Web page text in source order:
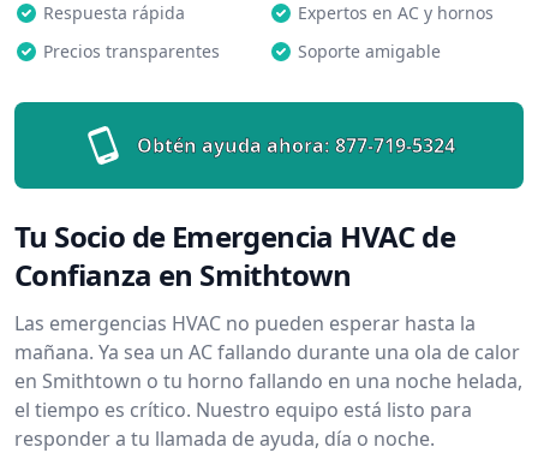
Respuesta rápida
Expertos en AC y hornos
Precios transparentes
Soporte amigable
Obtén ayuda ahora: 877-719-5324
Tu Socio de Emergencia HVAC de
Confianza en Smithtown
Las emergencias HVAC no pueden esperar hasta la
mañana. Ya sea un AC fallando durante una ola de calor
en Smithtown o tu horno fallando en una noche helada,
el tiempo es crítico. Nuestro equipo está listo para
responder a tu llamada de ayuda, día o noche.